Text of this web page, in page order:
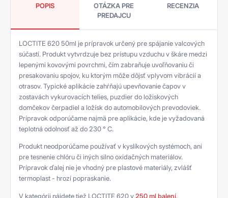
POPIS
OTÁZKA PRE
PREDAJCU
RECENZIA
LOCTITE 620 50ml je prípravok určený pre spájanie valcových
súčastí. Produkt vytvrdzuje bez prístupu vzduchu v škáre medzi
lepenými kovovými povrchmi, čím zabraňuje uvoľňovaniu či
presakovaniu spojov, ku ktorým môže dôjsť vplyvom vibrácií a
otrasov. Typické aplikácie zahŕňajú upevňovanie čapov v
zostavách vykurovacích telies, puzdier do ložiskových
domčekov čerpadiel a ložísk do automobilových prevodoviek.
Prípravok odporúčame najmä pre aplikácie, kde je vyžadovaná
teplotná odolnosť až do 230 ° C.
Produkt neodporúčame používať v kyslíkových systémoch, ani
pre tesnenie chlóru či iných silno oxidačných materiálov.
Prípravok ďalej nie je vhodný pre plastové materiály, zvlášť
termoplast - hrozí popraskanie.
V kategórii nájdete tiež LOCTITE 620 v250 ml balení.